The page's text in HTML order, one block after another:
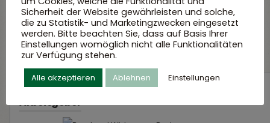
Arbeitgeber
Sicherheit der Website gewährleisten und solche,
die zu Statistik- und Marketingzwecken eingesetzt
werden. Bitte beachten Sie, dass auf Basis Ihrer
Einstellungen womöglich nicht alle Funktionalitäten
zur Verfügung stehen.
Alle akzeptieren Ablehnen Einstellungen